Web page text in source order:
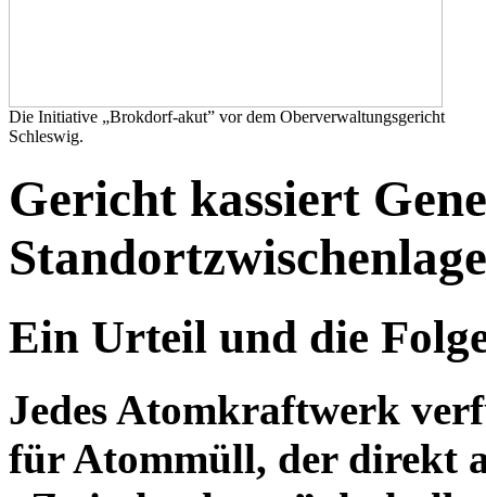
Die Initiative „Brokdorf-akut” vor dem Oberverwaltungsgericht
Schleswig.
Gericht kassiert
Ein Urteil und die
Jedes Atomkraftwerk
für Atommüll, der direkt